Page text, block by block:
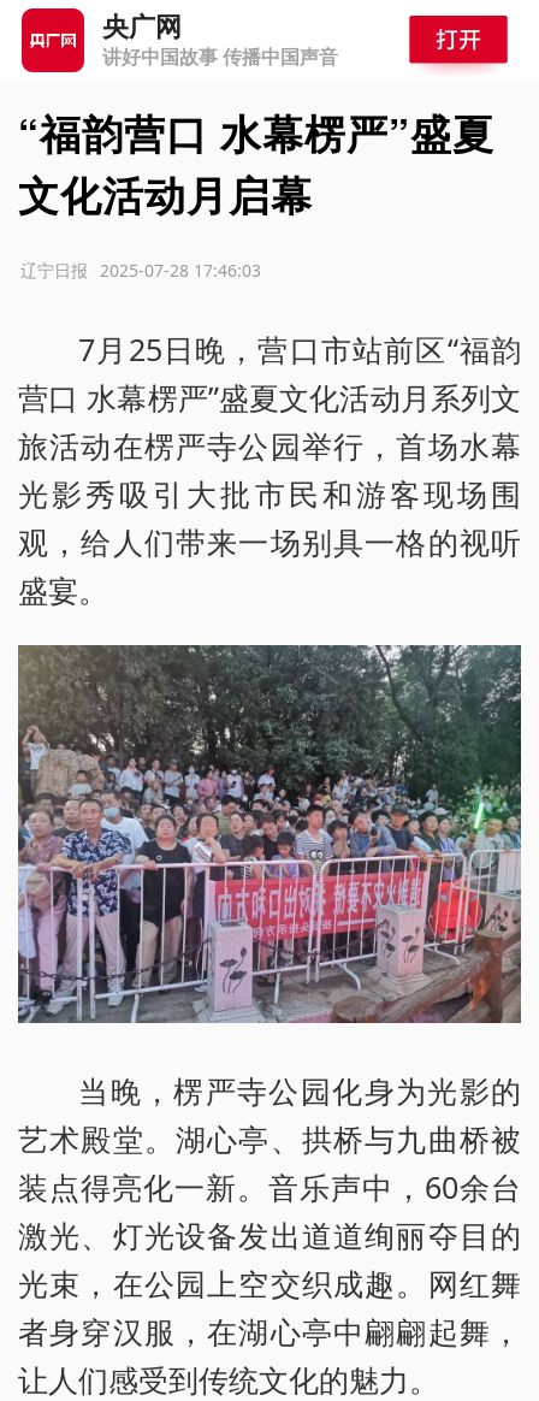
央广网
讲好中国故事 传播中国声音
“福韵营口 水幕楞严”盛夏
文化活动月启幕
2025-07-28 17:46:03
辽宁日报
7月25日晚，营口市站前区“福韵
营口 水幕楞严”盛夏文化活动月系列文
旅活动在楞严寺公园举行，首场水幕
光影秀吸引大批市民和游客现场围
观，给人们带来一场别具一格的视听
盛宴。
当晚，楞严寺公园化身为光影的
艺术殿堂。湖心亭、拱桥与九曲桥被
装点得亮化一新。音乐声中，60余台
激光、灯光设备发出道道绚丽夺目的
光束，在公园上空交织成趣。网红舞
者身穿汉服，在湖心亭中翩翩起舞，
让人们感受到传统文化的魅力。